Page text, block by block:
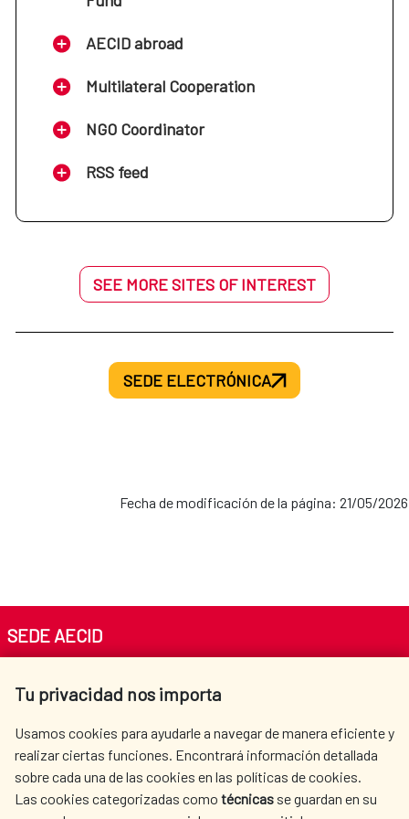
Cooperantes.
Resolución de 13 de julio de 2021, de la Dirección
Internacional para el Desarrollo, por la que se
impagos del seguro del cooperante.
AECID abroad
Multilateral Cooperation
NGO Coordinator
RSS feed
SEE MORE SITES OF INTEREST
SEDE ELECTRÓNICA
Fecha de modificación de la página: 21/05/2026
Tu privacidad nos importa
Usamos cookies para ayudarle a navegar de manera eficiente y
realizar ciertas funciones. Encontrará información detallada
sobre cada una de las cookies en las políticas de cookies.
Las cookies categorizadas como técnicas se guardan en su
SEDE AECID
Tel. +34 900 20 30 54​​​​​​​
AECID
WHERE DO WE COOPERATE?
SPANISH HUMANITARIAN
PRESS ROOM